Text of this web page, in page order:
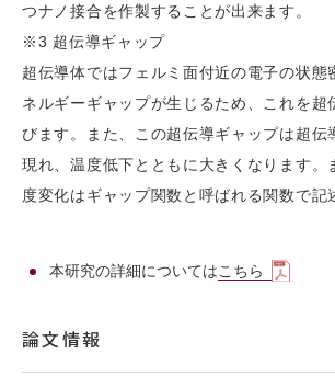
つナノ接合を作製することが出来ます。
※3 超伝導ギャップ
超伝導体ではフェルミ面付近の電子の状態
ネルギーギャップが生じるため、これを超
びます。また、この超伝導ギャップは超伝
現れ、温度低下とともに大きくなります。
度変化はギャップ関数と呼ばれる関数で記
本研究の詳細についてはこちら
論文情報